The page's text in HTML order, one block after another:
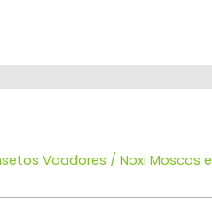
Voadores / Noxi Moscas e